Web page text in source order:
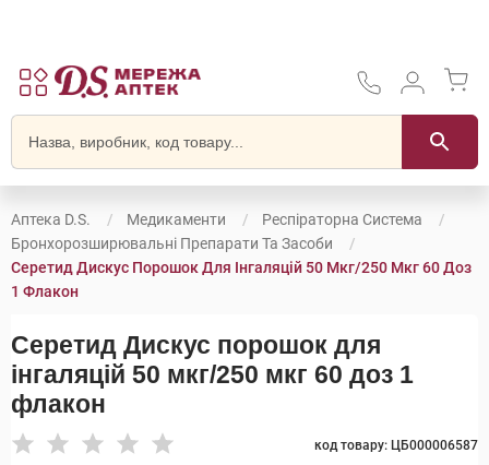
Аптека D.S. Медикаменти
Респіраторна Система
Бронхорозширювальні Препарати Та Засоби
Серетид Дискус Порошок Для Інгаляцій 50 Мкг/250 Мкг 60 Доз
1 Флакон
Серетид Дискус порошок для
інгаляцій 50 мкг/250 мкг 60 доз 1
флакон
код товару: ЦБ000006587